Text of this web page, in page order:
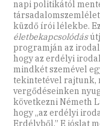
napi politikától
küzdő írói lélekbe.
életbekapcsolódás
programján az
hogy az erdélyi
mindkét szemével
tekintetével rajtunk,
vergődéseinken
következni Németh
hogy ,,az erdélyi